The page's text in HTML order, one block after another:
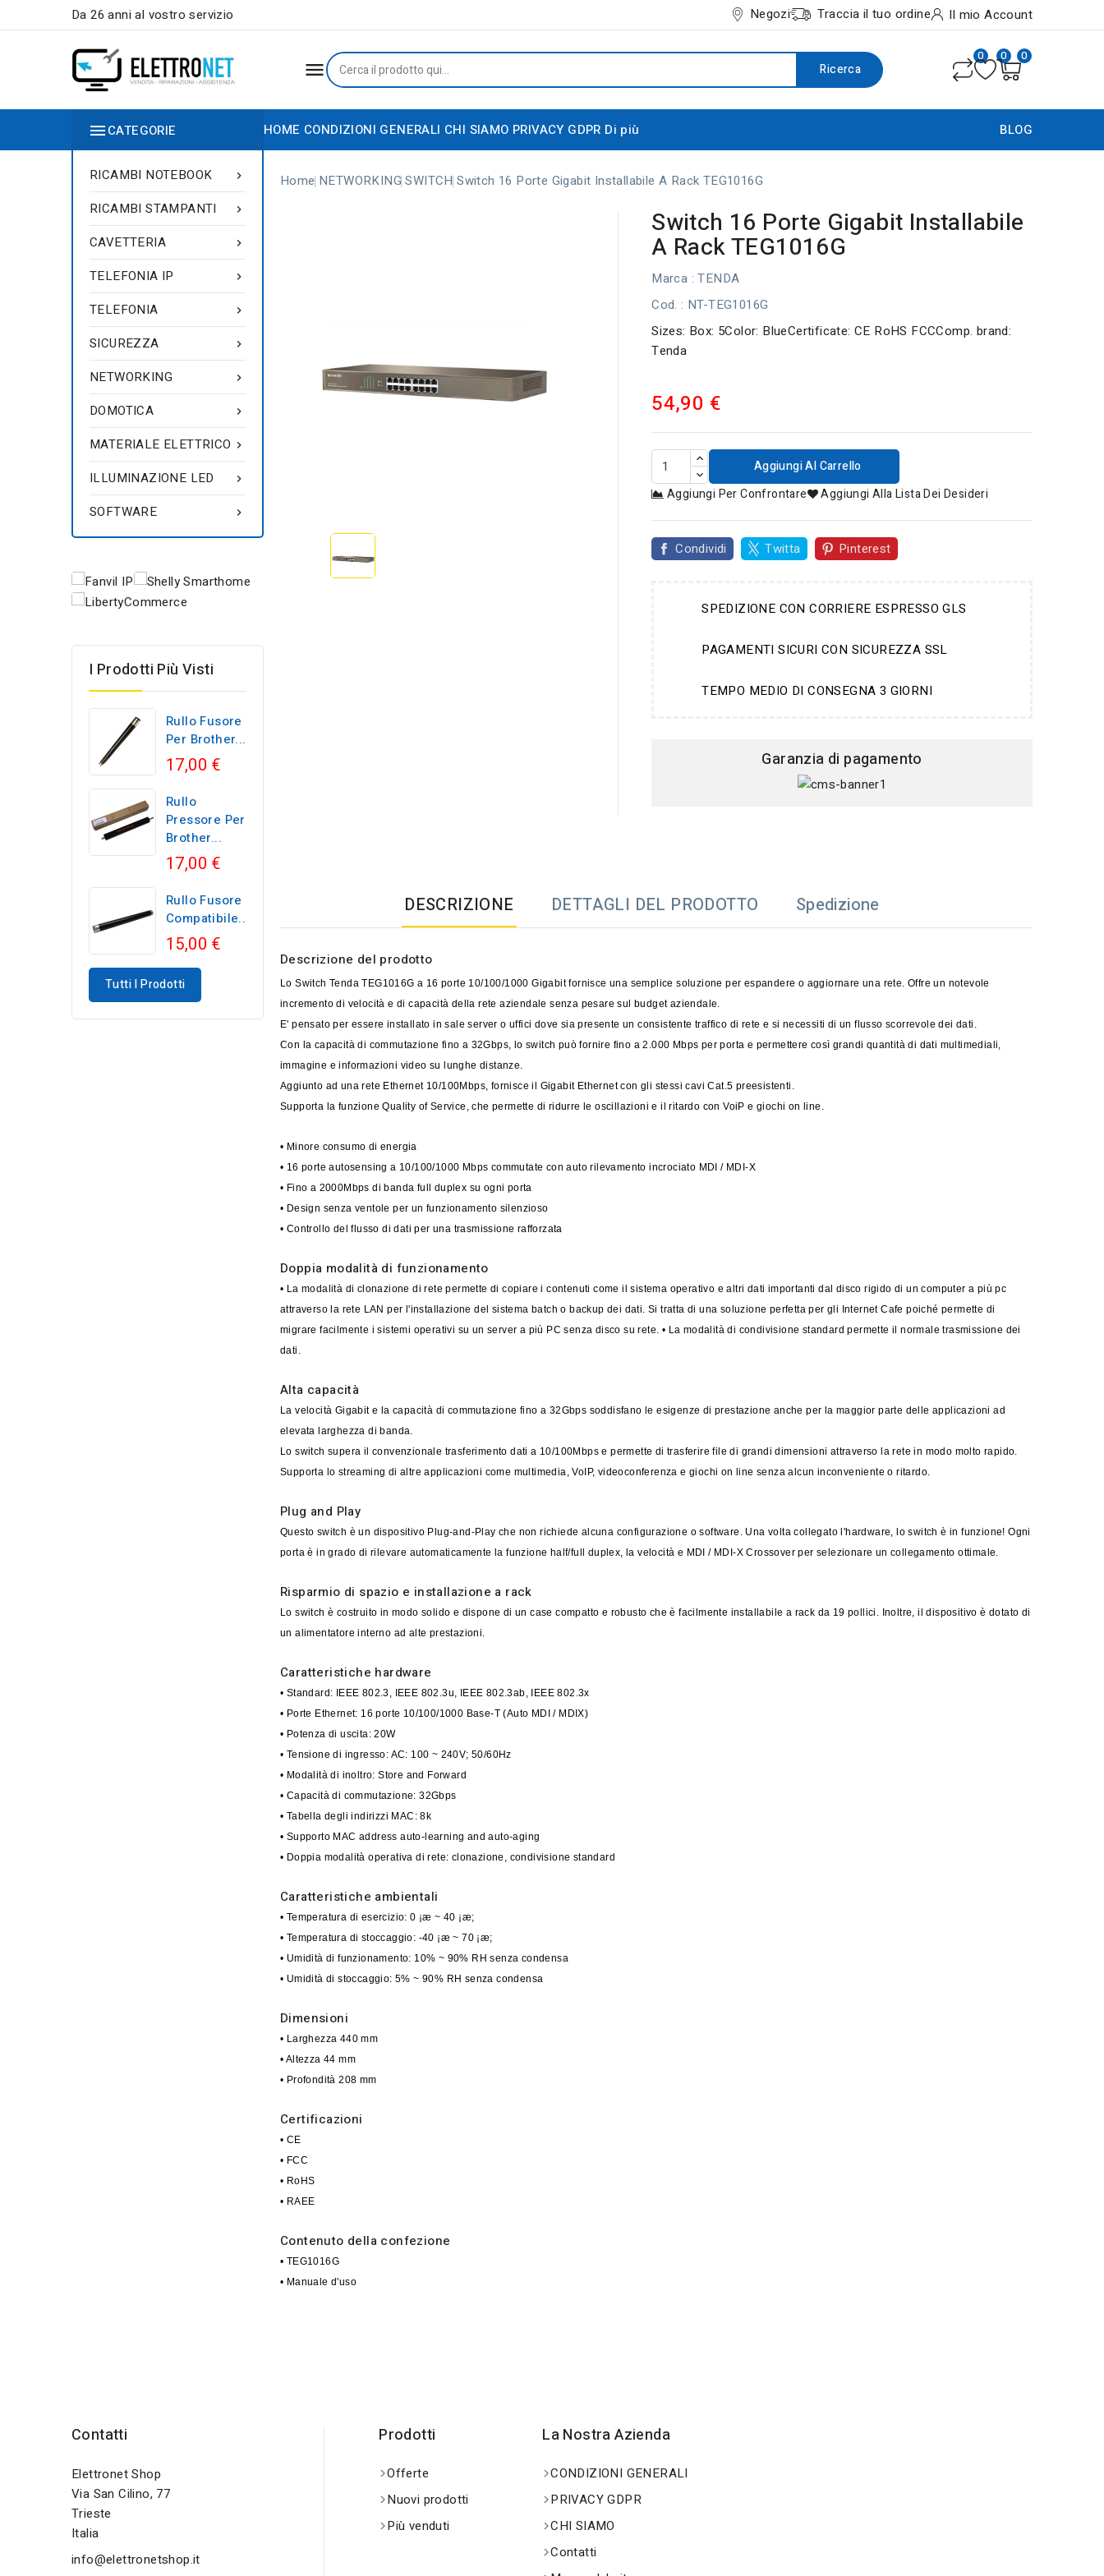
Da 26 anni al vostro servizio Negozi Traccia il tuo ordine Il mio Account
 Ricerca
0 0 0
HOME CONDIZIONI GENERALI CHI SIAMO PRIVACY GDPR Di più BLOG
CATEGORIE

RICAMBI NOTEBOOK

RICAMBI STAMPANTI

CAVETTERIA

TELEFONIA IP

TELEFONIA

SICUREZZA

NETWORKING

DOMOTICA

MATERIALE ELETTRICO

ILLUMINAZIONE LED

SOFTWARE
I Prodotti Più Visti
Rullo Fusore
Per Brother...
17,00 €
Rullo
Pressore Per
Brother...
17,00 €
Rullo Fusore
Compatibile...
15,00 €
Tutti I Prodotti
Home NETWORKING SWITCH Switch 16 Porte Gigabit Installabile A Rack TEG1016G
Switch 16 Porte Gigabit Installabile
A Rack TEG1016G
Marca : TENDA
Cod. : NT-TEG1016G
Sizes: Box: 5Color: BlueCertificate: CE RoHS FCCComp. brand:
Tenda
54,90 €
Aggiungi Al Carrello
Aggiungi Per Confrontare
Aggiungi Alla Lista Dei Desideri
Condividi Twitta Pinterest
SPEDIZIONE CON CORRIERE ESPRESSO GLS
PAGAMENTI SICURI CON SICUREZZA SSL
TEMPO MEDIO DI CONSEGNA 3 GIORNI
Garanzia di pagamento
DESCRIZIONE DETTAGLI DEL PRODOTTO Spedizione
Descrizione del prodotto
Lo Switch Tenda TEG1016G a 16 porte 10/100/1000 Gigabit fornisce una semplice soluzione per espandere o aggiornare una rete. Offre un notevole
incremento di velocità e di capacità della rete aziendale senza pesare sul budget aziendale.
E' pensato per essere installato in sale server o uffici dove sia presente un consistente traffico di rete e si necessiti di un flusso scorrevole dei dati.
Con la capacità di commutazione fino a 32Gbps, lo switch può fornire fino a 2.000 Mbps per porta e permettere così grandi quantità di dati multimediali,
immagine e informazioni video su lunghe distanze.
Aggiunto ad una rete Ethernet 10/100Mbps, fornisce il Gigabit Ethernet con gli stessi cavi Cat.5 preesistenti.
Supporta la funzione Quality of Service, che permette di ridurre le oscillazioni e il ritardo con VoiP e giochi on line.
• Minore consumo di energia
• 16 porte autosensing a 10/100/1000 Mbps commutate con auto rilevamento incrociato MDI / MDI-X
• Fino a 2000Mbps di banda full duplex su ogni porta
• Design senza ventole per un funzionamento silenzioso
• Controllo del flusso di dati per una trasmissione rafforzata
Doppia modalità di funzionamento
• La modalità di clonazione di rete permette di copiare i contenuti come il sistema operativo e altri dati importanti dal disco rigido di un computer a più pc
attraverso la rete LAN per l'installazione del sistema batch o backup dei dati. Si tratta di una soluzione perfetta per gli Internet Cafe poiché permette di
migrare facilmente i sistemi operativi su un server a più PC senza disco su rete. • La modalità di condivisione standard permette il normale trasmissione dei
dati.
Alta capacità
La velocità Gigabit e la capacità di commutazione fino a 32Gbps soddisfano le esigenze di prestazione anche per la maggior parte delle applicazioni ad
elevata larghezza di banda.
Lo switch supera il convenzionale trasferimento dati a 10/100Mbps e permette di trasferire file di grandi dimensioni attraverso la rete in modo molto rapido.
Supporta lo streaming di altre applicazioni come multimedia, VoIP, videoconferenza e giochi on line senza alcun inconveniente o ritardo.
Plug and Play
Questo switch è un dispositivo Plug-and-Play che non richiede alcuna configurazione o software. Una volta collegato l'hardware, lo switch è in funzione! Ogni
porta è in grado di rilevare automaticamente la funzione half/full duplex, la velocità e MDI / MDI-X Crossover per selezionare un collegamento ottimale.
Risparmio di spazio e installazione a rack
Lo switch è costruito in modo solido e dispone di un case compatto e robusto che è facilmente installabile a rack da 19 pollici. Inoltre, il dispositivo è dotato di
un alimentatore interno ad alte prestazioni.
Caratteristiche hardware
• Standard: IEEE 802.3, IEEE 802.3u, IEEE 802.3ab, IEEE 802.3x
• Porte Ethernet: 16 porte 10/100/1000 Base-T (Auto MDI / MDIX)
• Potenza di uscita: 20W
• Tensione di ingresso: AC: 100 ~ 240V; 50/60Hz
• Modalità di inoltro: Store and Forward
• Capacità di commutazione: 32Gbps
• Tabella degli indirizzi MAC: 8k
• Supporto MAC address auto-learning and auto-aging
• Doppia modalità operativa di rete: clonazione, condivisione standard
Caratteristiche ambientali
• Temperatura di esercizio: 0 ¡æ ~ 40 ¡æ;
• Temperatura di stoccaggio: -40 ¡æ ~ 70 ¡æ;
• Umidità di funzionamento: 10% ~ 90% RH senza condensa
• Umidità di stoccaggio: 5% ~ 90% RH senza condensa
Dimensioni
• Larghezza 440 mm
• Altezza 44 mm
• Profondità 208 mm
Certificazioni
• CE
• FCC
• RoHS
• RAEE
Contenuto della confezione
• TEG1016G
• Manuale d'uso
Contatti
Elettronet Shop
Via San Cilino, 77
Trieste
Italia
info@elettronetshop.it
Prodotti
Offerte
Nuovi prodotti
Più venduti
La Nostra Azienda
CONDIZIONI GENERALI
PRIVACY GDPR
CHI SIAMO
Contatti